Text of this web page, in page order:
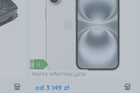
Karta informacyjna
od 3 149 zł